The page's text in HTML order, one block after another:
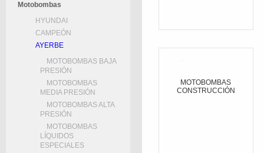
Motobombas
HYUNDAI
CAMPEÓN
AYERBE
MOTOBOMBAS BAJA
PRESIÓN
MOTOBOMBAS
MEDIA PRESIÓN
MOTOBOMBAS ALTA
PRESIÓN
MOTOBOMBAS
LÍQUIDOS
ESPECIALES
MOTOBOMBAS
CONSTRUCCIÓN